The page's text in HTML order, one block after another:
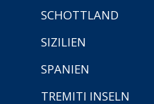
SCHOTTLAND
SIZILIEN
SPANIEN
TREMITI INSELN